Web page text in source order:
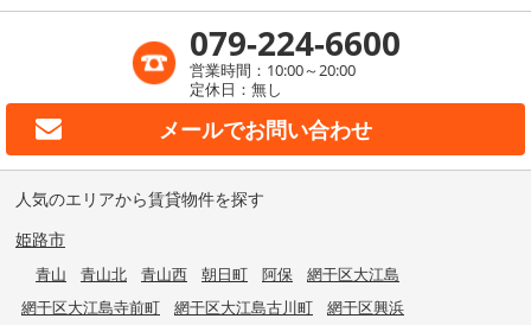
079-224-6600
営業時間：10:00～20:00
定休日：無し
メールでお問い合わせ
人気のエリアから賃貸物件を探す
姫路市
青山 青山北 青山西 朝日町 阿保
網干区大江島
網干区大江島寺前町
網干区大江島古川町
網干区興浜